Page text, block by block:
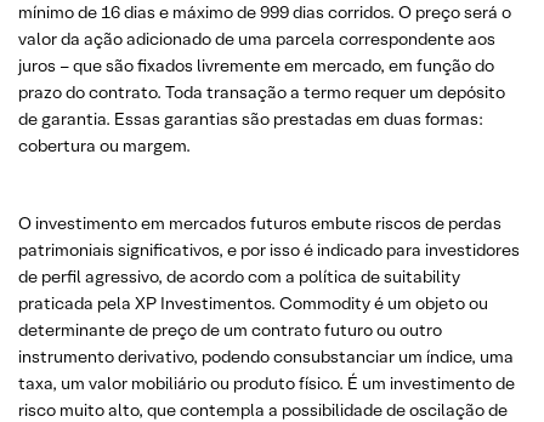
mínimo de 16 dias e máximo de 999 dias corridos. O preço será o
valor da ação adicionado de uma parcela correspondente aos
juros – que são fixados livremente em mercado, em função do
prazo do contrato. Toda transação a termo requer um depósito
de garantia. Essas garantias são prestadas em duas formas:
cobertura ou margem.
O investimento em mercados futuros embute riscos de perdas
patrimoniais significativos, e por isso é indicado para investidores
de perfil agressivo, de acordo com a política de suitability
praticada pela XP Investimentos. Commodity é um objeto ou
determinante de preço de um contrato futuro ou outro
instrumento derivativo, podendo consubstanciar um índice, uma
taxa, um valor mobiliário ou produto físico. É um investimento de
risco muito alto, que contempla a possibilidade de oscilação de